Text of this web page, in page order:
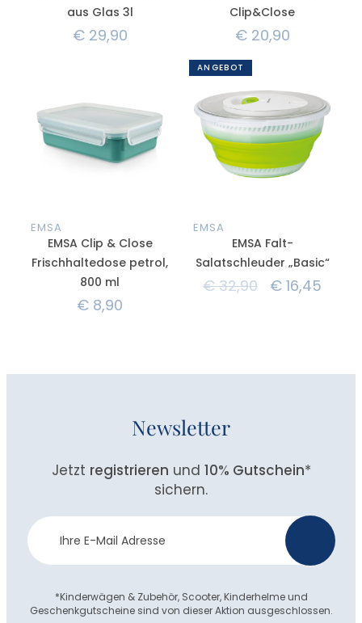
aus Glas 3l
€29,90
Clip&Close
€20,90
EMSA
EMSA Clip & Close
Frischhaltedose petrol,
800 ml
€ 8,90
ANGEBOT
EMSA
EMSA Falt-
Salatschleuder „Basic“
€32,90 € 16,45
Newsletter
Jetzt registrieren und 10% Gutschein*
sichern.
Newsletter
Anmeldung
*Kinderwägen & Zubehör, Scooter, Kinderhelme und
Geschenkgutscheine sind von dieser Aktion ausgeschlossen.